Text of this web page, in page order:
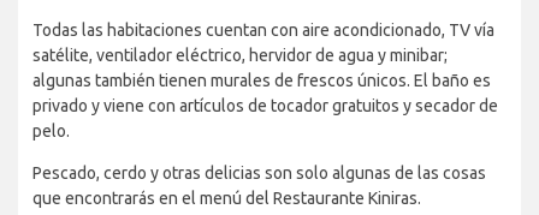
Todas las habitaciones cuentan con aire acondicionado, TV vía
satélite, ventilador eléctrico, hervidor de agua y minibar;
algunas también tienen murales de frescos únicos. El baño es
privado y viene con artículos de tocador gratuitos y secador de
pelo.
Pescado, cerdo y otras delicias son solo algunas de las cosas
que encontrarás en el menú del Restaurante Kiniras.